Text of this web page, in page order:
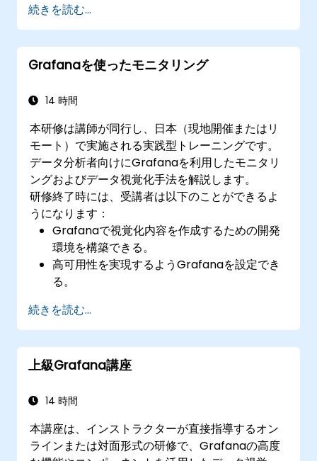
Grafanaでカスタムメトリクスを可視化する
ためのダッシュボードを作成・設定する。
開発ライフサイクル全体に監視機能を組み込
む際のベストプラクティスを実践できる。
続きを読む...
Grafanaを使ったモニタリング
14 時間
本研修は講師が同行し、日本（現地開催またはリ
モート）で実施される実践型トレーニングです。
データ分析者向けにGrafanaを利用したモニタリ
ングおよびデータ視覚化手法を解説します。
研修終了時には、受講者は以下のことができるよ
うになります：
Grafanaで視覚化内容を作成するための開発
環境を構築できる。
‌高可用性を実現するようGrafanaを設定でき
る。
カスタマイズできる。
‌高速な読み込みのためリバースプロキシを設
定できる。
続きを読む...
上級Grafana講座
14 時間
本講座は、インストラクターが直接指導するオン
ラインまたは対面形式の研修で、Grafanaの高度